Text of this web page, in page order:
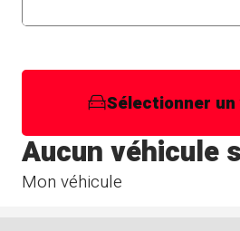
Sélectionner
Mon véhicule
Aucun véhicule